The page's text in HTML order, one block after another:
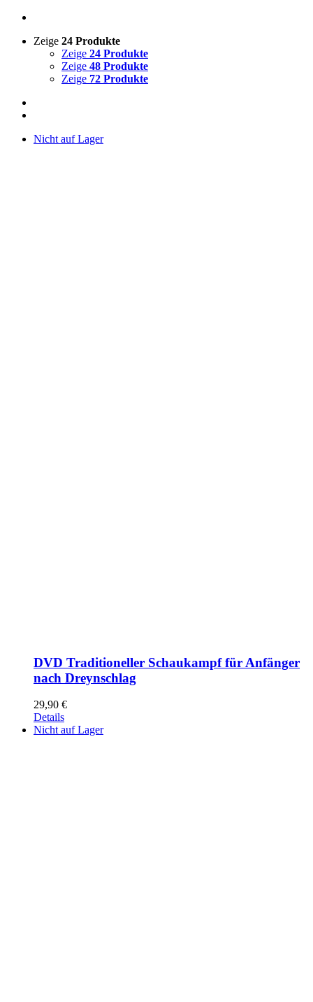
Zeige 24 Produkte
Zeige 24 Produkte
Zeige 48 Produkte
Zeige 72 Produkte
Nicht auf Lager
DVD Traditioneller Schaukampf für Anfänger
nach Dreynschlag
29,90 €
Details
Nicht auf Lager